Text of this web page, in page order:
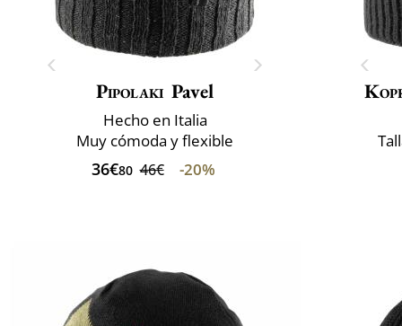
Pipolaki Pavel
Hecho en Italia
Muy cómoda y flexible
36€80 46€ -20%